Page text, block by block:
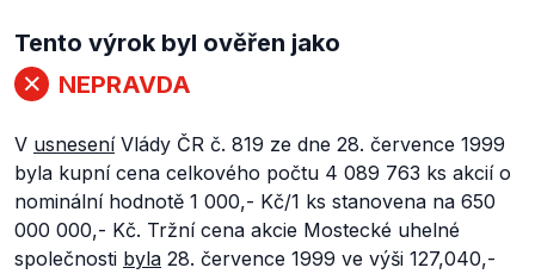
Tento výrok byl ověřen jako
NEPRAVDA
V usneseníVlády ČR č. 819 ze dne 28. července 1999
byla kupní cena celkového počtu 4 089 763 ks akcií o
nominální hodnotě 1 000,- Kč/1 ks stanovena na 650
000 000,- Kč. Tržní cena akcie Mostecké uhelné
společnosti byla 28. července 1999 ve výši 127,040,-